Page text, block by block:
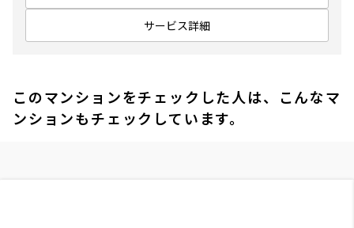
サービス詳細
このマンションをチェックした人は、こんなマ
ンションもチェックしています。